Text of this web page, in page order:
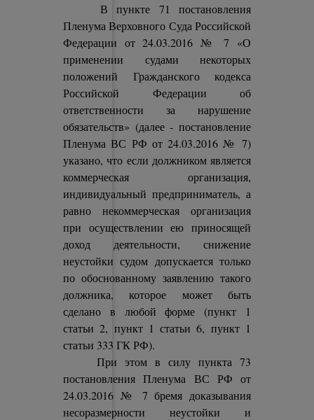
В пункте 71 постановления
Пленума Верховного Суда Российской
Федерации от 24.03.2016 № 7 «О
применении судами некоторых
положений Гражданского кодекса
Российской Федерации об
ответственности за нарушение
обязательств» (далее - постановление
Пленума ВС РФ от 24.03.2016 № 7)
указано, что если должником является
коммерческая организация,
индивидуальный предприниматель, а
равно некоммерческая организация
при осуществлении ею приносящей
доход деятельности, снижение
неустойки судом допускается только
по обоснованному заявлению такого
должника, которое может быть
сделано в любой форме (пункт 1
статьи 2, пункт 1 статьи 6, пункт 1
статьи 333 ГК РФ).
При этом в силу пункта 73
постановления Пленума ВС РФ от
24.03.2016 № 7 бремя доказывания
несоразмерности неустойки и